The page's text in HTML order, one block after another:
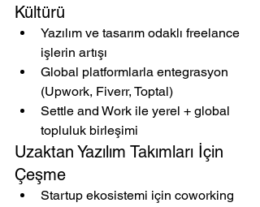
Kültürü
Yazılım ve tasarım odaklı freelance
işlerin artışı
Global platformlarla entegrasyon
(Upwork, Fiverr, Toptal)
Settle and Work ile yerel + global
topluluk birleşimi
Uzaktan Yazılım Takımları İçin
Çeşme
Startup ekosistemi için coworking